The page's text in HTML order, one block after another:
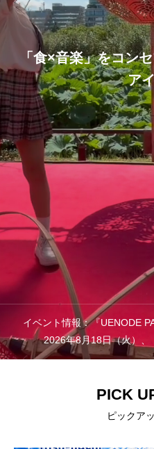
「食×音楽」をコン
ア
イベント情報：『UENODE
2026年8月18日（火）
PICK
ピックア